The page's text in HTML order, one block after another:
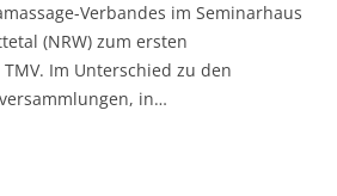
Verbandes im Seminarhaus
(NRW) zum ersten
Im Unterschied zu den
in…